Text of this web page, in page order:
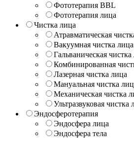
Фототерапия BBL
Фототерапия лица
Чистка лица
Атравматическая
Вакуумная чистка лица
Гальваническая чистка
Комбинированная
Лазерная чистка лица
Мануальная чистка
Механическая чистка
Ультразвуковая чистка
Эндосферотерапия
Эндосфера лица
Эндосфера тела